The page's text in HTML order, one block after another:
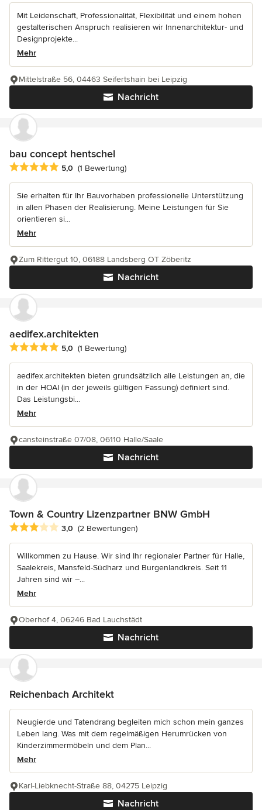
Mit Leidenschaft, Professionalität, Flexibilität und einem hohen
gestalterischen Anspruch realisieren wir Innenarchitektur- und
Designprojekte...
Mehr
Nachricht
Mittelstraße 56, 04463 Seifertshain bei Leipzig
bau concept hentschel
Durchschnittliche Bewertung: 5 von 5 Sternen
5,0 (1 Bewertung)
Sie erhalten für Ihr Bauvorhaben professionelle Unterstützung
in allen Phasen der Realisierung. Meine Leistungen für Sie
orientieren si...
Mehr
Nachricht
Zum Rittergut 10, 06188 Landsberg OT Zöberitz
aedifex.architekten
Durchschnittliche Bewertung: 5 von 5 Sternen
5,0 (1 Bewertung)
aedifex.architekten bieten grundsätzlich alle Leistungen an, die
in der HOAI (in der jeweils gültigen Fassung) definiert sind.
Das Leistungsbi...
Mehr
Nachricht
cansteinstraße 07/08, 06110 Halle/Saale
Town & Country Lizenzpartner BNW GmbH
Durchschnittliche Bewertung: 3 von 5 Sternen
3,0 (2 Bewertungen)
Willkommen zu Hause. Wir sind Ihr regionaler Partner für Halle,
Saalekreis, Mansfeld-Südharz und Burgenlandkreis. Seit 11
Jahren sind wir –...
Mehr
Nachricht
Oberhof 4, 06246 Bad Lauchstädt
Reichenbach Architekt
Neugierde und Tatendrang begleiten mich schon mein ganzes
Leben lang. Was mit dem regelmäßigen Herumrücken von
Kinderzimmermöbeln und dem Plan...
Mehr
Nachricht
Karl-Liebknecht-Straße 88, 04275 Leipzig